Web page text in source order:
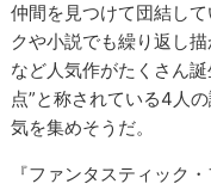
仲間を見つけて団結し
クや小説でも繰り返し
など人気作がたくさん
点”と称されている4人
気を集めそうだ。
『ファンタスティック・